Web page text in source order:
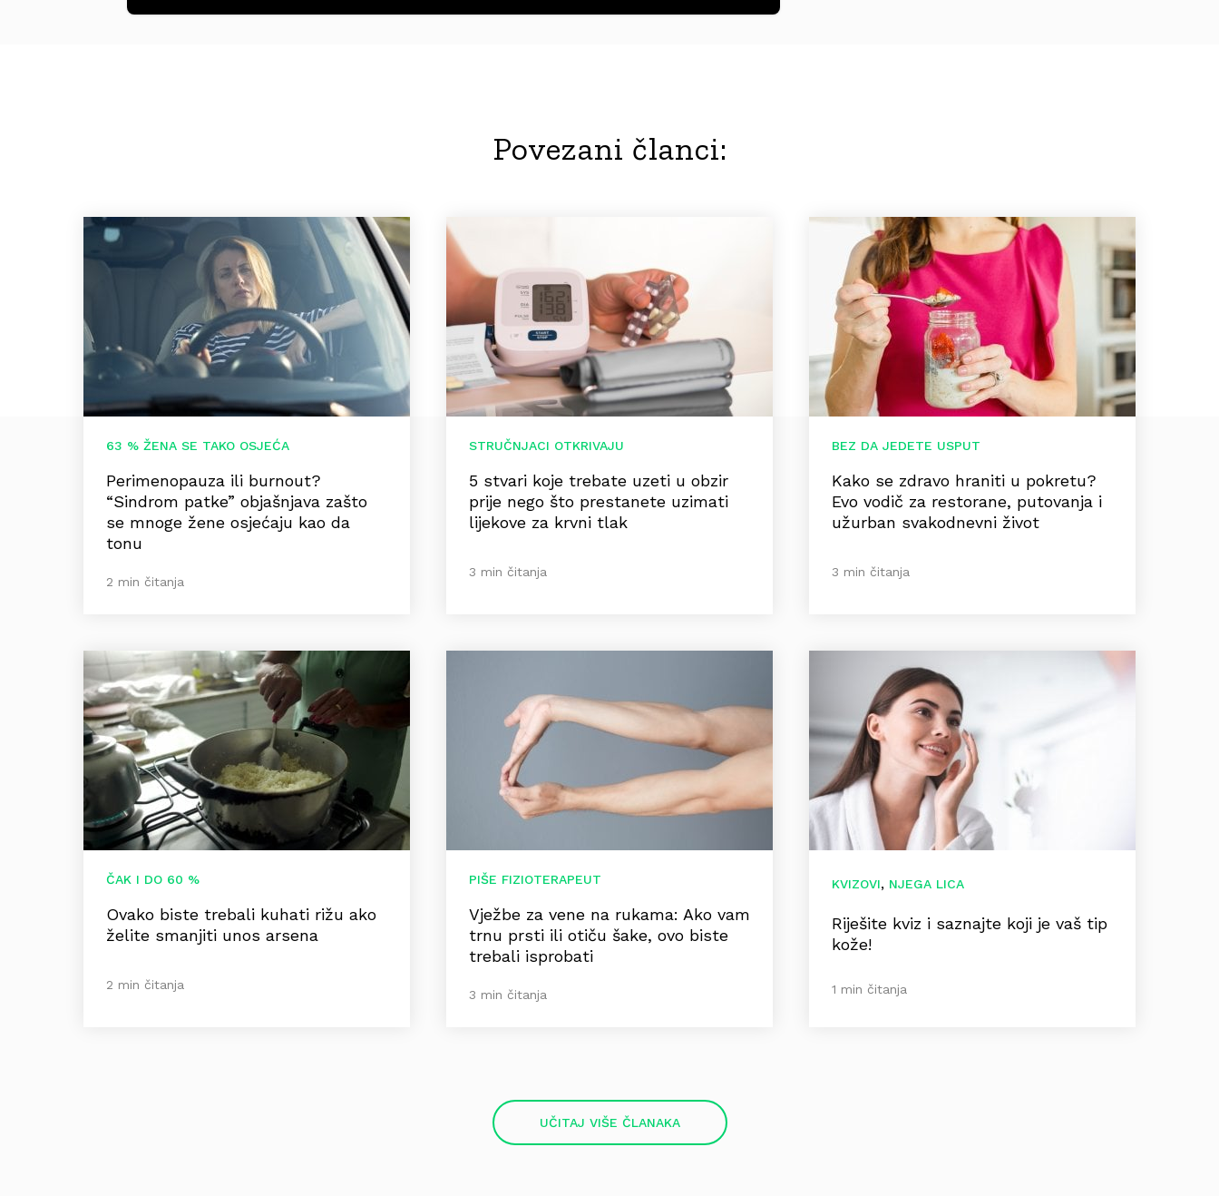
Povezani članci:
63 % ŽENA SE TAKO OSJEĆA
Perimenopauza ili burnout?
“Sindrom patke” objašnjava zašto
se mnoge žene osjećaju kao da
tonu
2 min čitanja
STRUČNJACI OTKRIVAJU
5 stvari koje trebate uzeti u obzir
prije nego što prestanete uzimati
lijekove za krvni tlak
3 min čitanja
BEZ DA JEDETE USPUT
Kako se zdravo hraniti u pokretu?
Evo vodič za restorane, putovanja i
užurban svakodnevni život
3 min čitanja
ČAK I DO 60 %
Ovako biste trebali kuhati rižu ako
želite smanjiti unos arsena
2 min čitanja
PIŠE FIZIOTERAPEUT
Vježbe za vene na rukama: Ako vam
trnu prsti ili otiču šake, ovo biste
trebali isprobati
3 min čitanja
KVIZOVI, NJEGA LICA
Riješite kviz i saznajte koji je vaš tip
kože!
1 min čitanja
UČITAJ VIŠE ČLANAKA